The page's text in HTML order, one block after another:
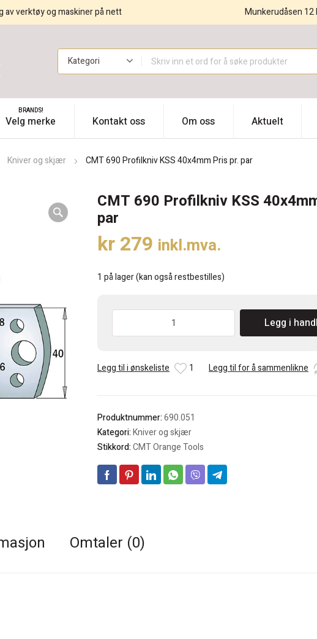
av verktøy og maskiner på nett Munkerudåsen 12
Velg merke
BRANDS!
Kontakt oss Om oss Aktuelt
Kniver og skjær CMT 690 Profilkniv KSS 40x4mm Pris pr. par
CMT 690 Profilkniv KSS
par
kr279 inkl.mva.
1 på lager (kan også restbestilles)
40x4mm
antall
Legg i
Legg til i ønskeliste 1 Legg til for å sammenlikne
Produktnummer:690.051
Kategori:Kniver og skjær
Stikkord:CMT Orange Tools
Omtaler (0)